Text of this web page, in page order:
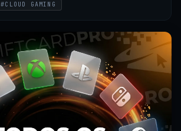
#CLOUD GAMING